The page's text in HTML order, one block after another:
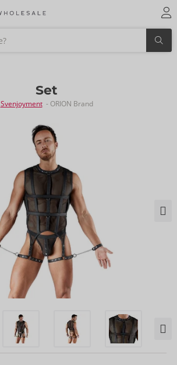
Set
Svenjoyment - ORION Brand